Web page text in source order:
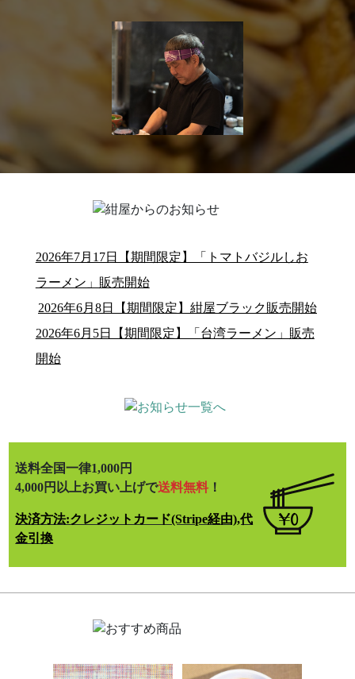
2026年7月17日【期間限定】「トマトバジルしお
ラーメン」販売開始
2026年6月8日【期間限定】紺屋ブラック販売開始
2026年6月5日【期間限定】「台湾ラーメン」販売
開始
送料全国一律1,000円
4,000円以上お買い上げで送料無料 ！
決済方法:クレジットカード(Stripe経由),代
金引換